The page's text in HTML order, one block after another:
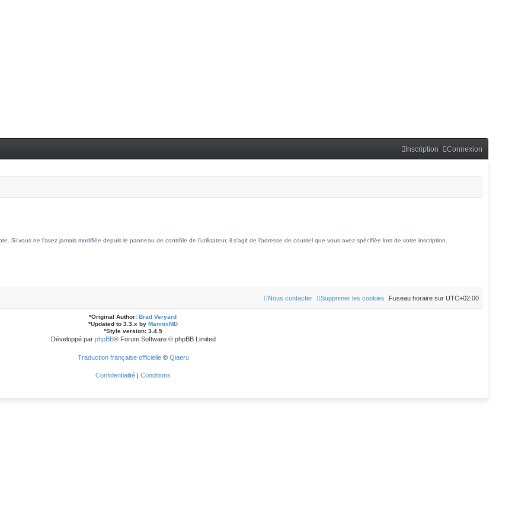
Connexion
Inscription
Si vous ne l’avez jamais modifiée depuis le panneau de contrôle de l’utilisateur, il s’agit de l’adresse de courriel que vous avez spécifiée lors de votre inscription.
Fuseau horaire sur UTC+02:00
Supprimer les cookies
Nous contacter
*Original Author: Brad Veryard
*Updated to 3.3.x by MannixMD
*Style version: 3.4.5
Développé par phpBB® Forum Software © phpBB Limited
Traduction française officielle© Qiaeru
Confidentialité | Conditions